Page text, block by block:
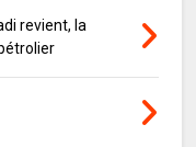
revient, la